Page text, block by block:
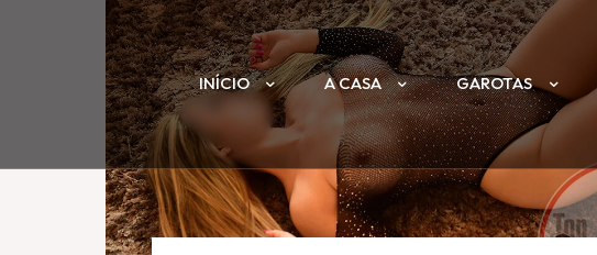
INÍCIO A CASA GAROTAS